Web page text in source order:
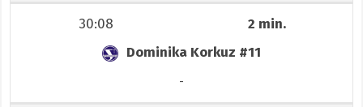
30:08
2 min.
Dominika Korkuz #11
-